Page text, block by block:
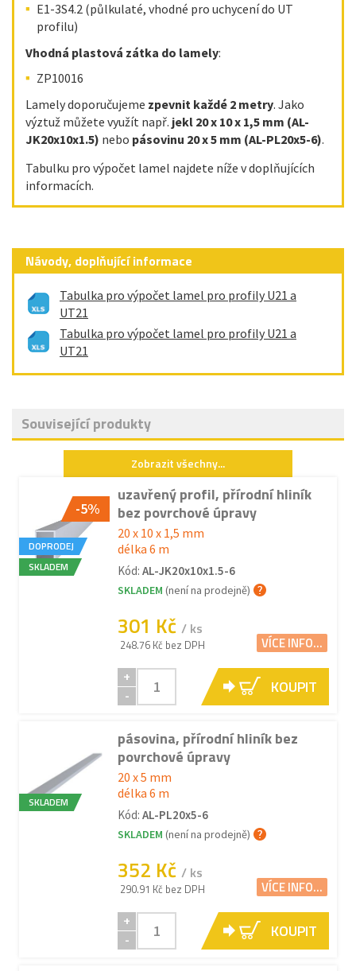
E1-3S4.2 (půlkulaté, vhodné pro uchycení do UT
profilu)
Vhodná plastová zátka do lamely:
ZP10016
Lamely doporučujeme zpevnit každé 2 metry. Jako
výztuž můžete využít např. jekl 20 x 10 x 1,5 mm (AL-
JK20x10x1.5) nebo pásovinu 20 x 5 mm (AL-PL20x5-6).
Tabulku pro výpočet lamel najdete níže v doplňujících
informacích.
Návody, doplňující informace
Tabulka pro výpočet lamel pro profily U21 a
UT21
Tabulka pro výpočet lamel pro profily U21 a
UT21
Související produkty
Zobrazit všechny...
-5%
DOPRODEJ
SKLADEM
uzavřený profil, přírodní hliník
bez povrchové úpravy
20 x 10 x 1,5 mm
délka 6 m
Kód: AL-JK20x10x1.5-6
SKLADEM (není na prodejně)
301 Kč / ks
248.76 Kč bez DPH VÍCE INFO...
+
-
KOUPIT
SKLADEM
pásovina, přírodní hliník bez
povrchové úpravy
20 x 5 mm
délka 6 m
Kód: AL-PL20x5-6
SKLADEM (není na prodejně)
352 Kč / ks
290.91 Kč bez DPH VÍCE INFO...
+
-
KOUPIT